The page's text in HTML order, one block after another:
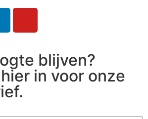
blijven?
in voor onze